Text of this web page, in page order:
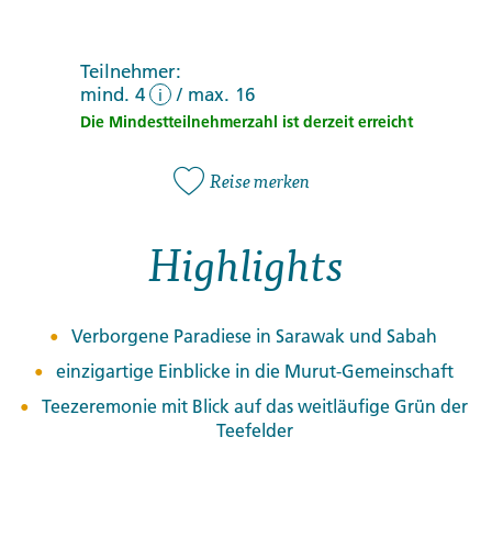
Teilnehmer:
mind. 4
i / max. 16
Die Mindestteilnehmerzahl ist derzeit erreicht
Reise merken
Highlights
Verborgene Paradiese in Sarawak und Sabah
einzigartige Einblicke in die Murut-Gemeinschaft
Teezeremonie mit Blick auf das weitläufige Grün der
Teefelder